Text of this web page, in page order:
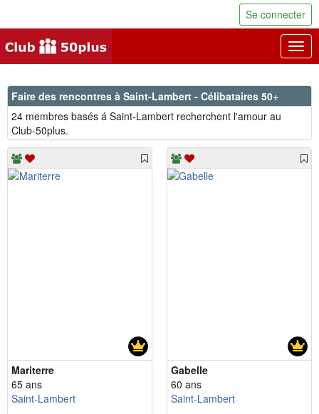
Se connecter
Faire des rencontres à Saint-Lambert - Célibataires 50+
24 membres basés á Saint-Lambert recherchent l'amour au
Club-50plus.
Mariterre
65 ans
Saint-Lambert
Gabelle
60 ans
Saint-Lambert